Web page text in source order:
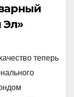
Эл»
теперь